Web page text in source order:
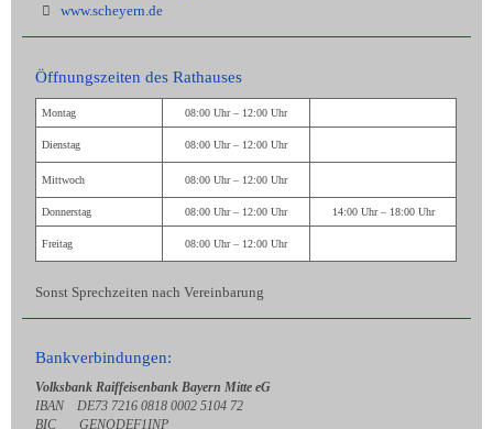
www.scheyern.de
Öffnungszeiten des Rathauses
Montag 08:00 Uhr – 12:00 Uhr
Dienstag 08:00 Uhr – 12:00 Uhr
Mittwoch 08:00 Uhr – 12:00 Uhr
Donnerstag 08:00 Uhr – 12:00 Uhr 14:00 Uhr – 18:00 Uhr
Freitag 08:00 Uhr – 12:00 Uhr
Sonst Sprechzeiten nach Vereinbarung
Bankverbindungen:
Volksbank Raiffeisenbank Bayern Mitte eG
IBAN DE73 7216 0818 0002 5104 72
BIC GENODEF1INP